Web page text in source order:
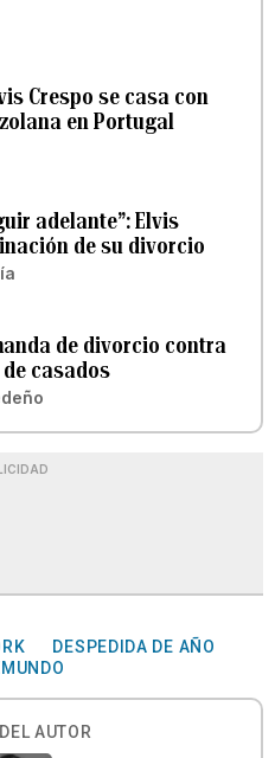
Crespo se casa con
en Portugal
adelante”: Elvis
de su divorcio
de divorcio contra
casados
DESPEDIDA DE AÑO
AUTOR